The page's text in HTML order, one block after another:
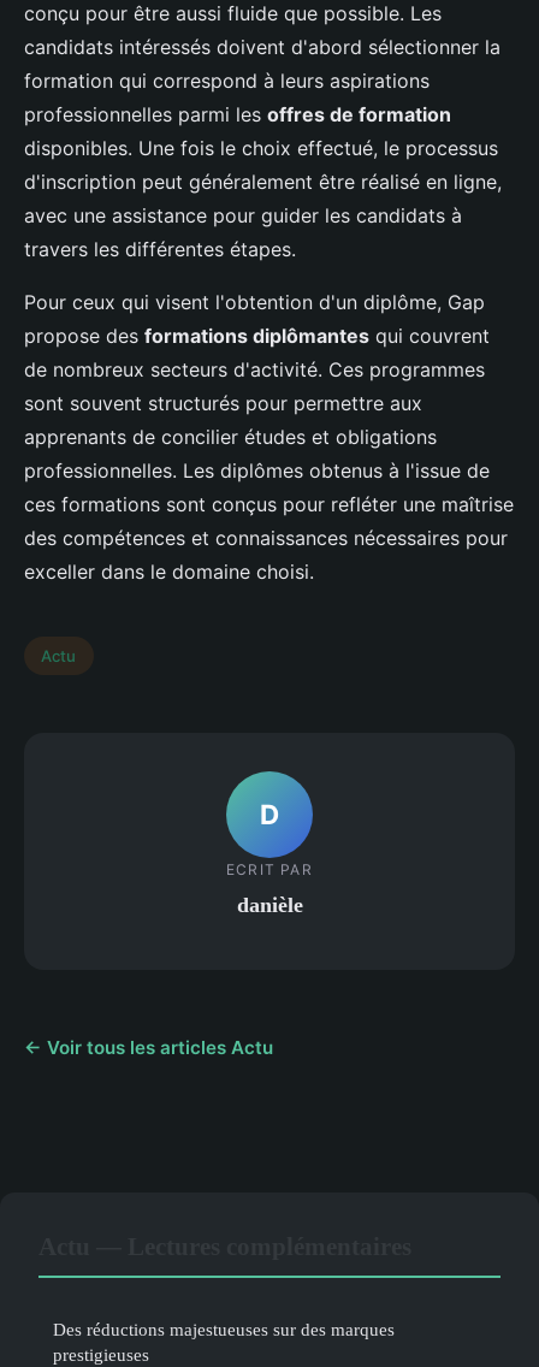
conçu pour être aussi fluide que possible. Les
candidats intéressés doivent d'abord sélectionner la
formation qui correspond à leurs aspirations
professionnelles parmi les offres de formation
disponibles. Une fois le choix effectué, le processus
d'inscription peut généralement être réalisé en ligne,
avec une assistance pour guider les candidats à
travers les différentes étapes.
Pour ceux qui visent l'obtention d'un diplôme, Gap
propose des formations diplômantes qui couvrent
de nombreux secteurs d'activité. Ces programmes
sont souvent structurés pour permettre aux
apprenants de concilier études et obligations
professionnelles. Les diplômes obtenus à l'issue de
ces formations sont conçus pour refléter une maîtrise
des compétences et connaissances nécessaires pour
exceller dans le domaine choisi.
Actu
D
ECRIT PAR
danièle
← Voir tous les articles Actu
Des réductions majestueuses sur des marques
prestigieuses